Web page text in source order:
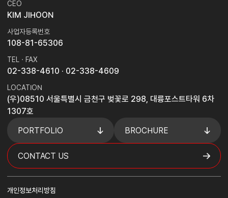
CEO
KIM JIHOON
사업자등록번호
108-81-65306
TEL · FAX
02-338-4610 · 02-338-4609
LOCATION
(우)08510 서울특별시 금천구 벚꽃로 298, 대륭포스트타워 6차
1307호
PORTFOLIO
BROCHURE
CONTACT US
개인정보처리방침